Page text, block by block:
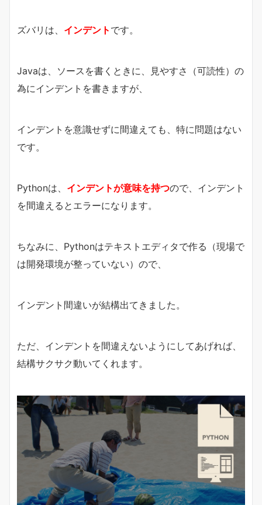
ズバリは、 インデント です。
Javaは、ソースを書くときに、見やすさ（可読性）の
為にインデントを書きますが、
インデントを意識せずに間違えても、特に問題はない
です。
Pythonは、 インデントが意味を持つので、インデント
を間違えるとエラーになります。
ちなみに、Pythonはテキストエディタで作る（現場で
は開発環境が整っていない）ので、
インデント間違いが結構出てきました。
ただ、インデントを間違えないようにしてあげれば、
結構サクサク動いてくれます。